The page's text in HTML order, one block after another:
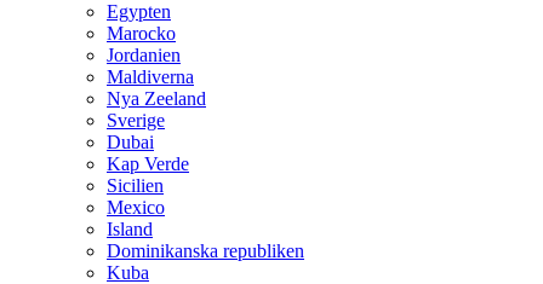
Egypten
Marocko
Jordanien
Maldiverna
Nya Zeeland
Sverige
Dubai
Kap Verde
Sicilien
Mexico
Island
Dominikanska republiken
Kuba